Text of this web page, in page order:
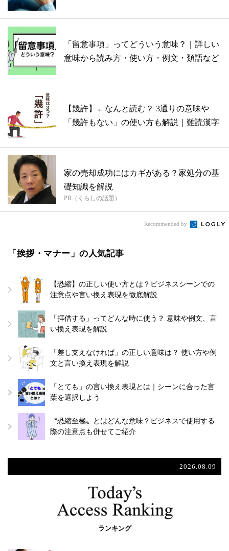
「留意事項」ってどういう意味？｜詳しい
意味から読み方・使い方・例文・類語など
【幾許】←なんと読む？ 3通りの意味や
「幾許もない」の使い方も解説｜難読漢字
家の売却成功にはカギがある？家処分の基
礎知識を解説
PR（くらしの話題）
Recommended by
「挨拶・マナー」の人気記事
【恐縮】の正しい使い方とは？ビジネスシーンでの
注意点や言い換え表現を徹底解説
「拝借する」ってどんな時に使う？ 意味や例文、言
い換え表現を解説
「差し支えなければ」の正しい意味は？ 使い方や例
文と言い換え表現を解説
「とても」の言い換え表現とは｜シーンに合った言
葉を選択しよう
〝恐縮至極〟とはどんな意味？ビジネスで使用する
際の注意点も併せてご紹介
2026.08.09
ランキング